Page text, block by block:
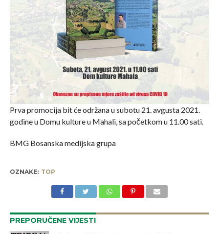
Prva promocija bit će održana u subotu 21. avgusta 2021.
godine u Domu kulture u Mahali, sa početkom u 11.00 sati.
BMG Bosanska medijska grupa
OZNAKE: TOP
PREPORUČENE VIJESTI